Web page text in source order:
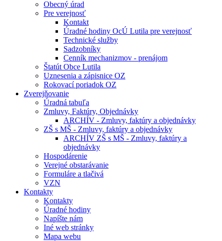
Obecný úrad
Pre verejnosť
Kontakt
Úradné hodiny OcÚ Lutila pre verejnosť
Technické služby
Sadzobníky
Cenník mechanizmov - prenájom
Štatút Obce Lutila
Uznesenia a zápisnice OZ
Rokovací poriadok OZ
Zverejňovanie
Úradná tabuľa
Zmluvy, Faktúry, Objednávky
ARCHÍV - Zmluvy, faktúry a objednávky
ZŠ s MŠ - Zmluvy, faktúry a objednávky
ARCHÍV ZŠ s MŠ - Zmluvy, faktúry a
objednávky
Hospodárenie
Verejné obstarávanie
Formuláre a tlačivá
VZN
Kontakty
Kontakty
Úradné hodiny
Napíšte nám
Iné web stránky
Mapa webu